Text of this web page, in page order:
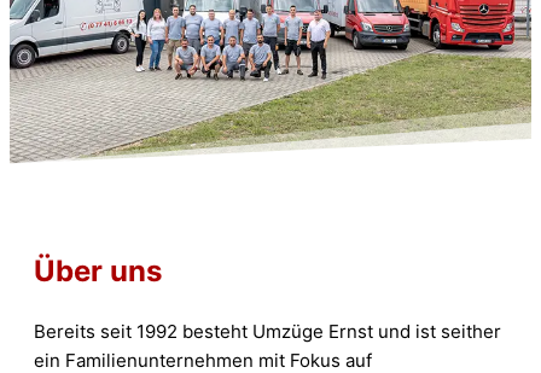
Über uns
Bereits seit 1992 besteht Umzüge Ernst und ist seither
ein Familienunternehmen mit Fokus auf